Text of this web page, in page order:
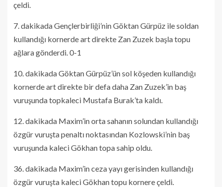
çeldi.
7. dakikada Gençlerbirliği’nin Göktan Gürpüz ile soldan
kullandığı kornerde art direkte Zan Zuzek başla topu
ağlara gönderdi. 0-1
10. dakikada Göktan Gürpüz’ün sol köşeden kullandığı
kornerde art direkte bir defa daha Zan Zuzek’in baş
vuruşunda topkaleci Mustafa Burak’ta kaldı.
12. dakikada Maxim’in orta sahanın solundan kullandığı
özgür vuruşta penaltı noktasından Kozlowski’nin baş
vuruşunda kaleci Gökhan topa sahip oldu.
36. dakikada Maxim’in ceza yayı gerisinden kullandığı
özgür vuruşta kaleci Gökhan topu kornere çeldi.